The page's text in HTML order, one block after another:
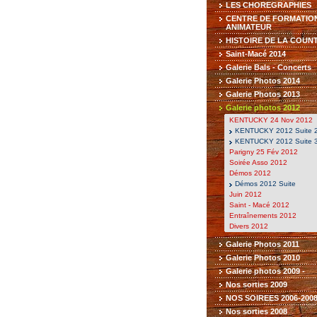
LES CHOREGRAPHIES
CENTRE DE
ANIMATEUR
HISTOIRE DE LA
Saint-Macé 2014
Galerie Bals - Concerts
Galerie Photos 2014
Galerie Photos 2013
Galerie photos 2012
KENTUCKY 24 Nov 2012
KENTUCKY 2012 Suite
KENTUCKY 2012 Suite
Parigny 25 Fév 2012
Soirée Asso 2012
Démos 2012
Démos 2012 Suite
Juin 2012
Saint - Macé 2012
Entraînements 2012
Divers 2012
Galerie Photos 2011
Galerie Photos 2010
Galerie photos 2009 -
Nos sorties 2009
NOS SOIREES 2006-2008
Nos sorties 2008